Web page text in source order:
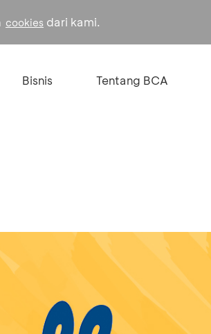
cookies dari kami.
Bisnis Tentang BCA